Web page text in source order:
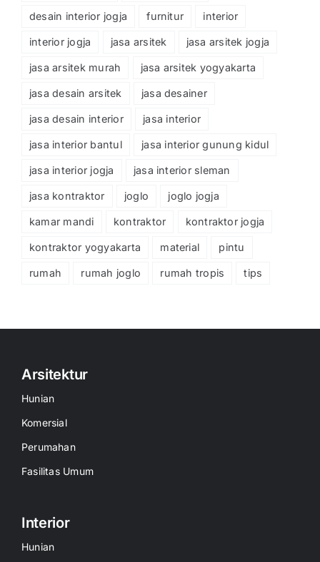
desain interior jogja furnitur interior
interior jogja jasa arsitek jasa arsitek jogja
jasa arsitek murah jasa arsitek yogyakarta
jasa desain arsitek jasa desainer
jasa desain interior jasa interior
jasa interior bantul jasa interior gunung kidul
jasa interior jogja jasa interior sleman
jasa kontraktor joglo joglo jogja
kamar mandi kontraktor kontraktor jogja
kontraktor yogyakarta material pintu
rumah rumah joglo rumah tropis tips
Arsitektur
Hunian
Komersial
Perumahan
Fasilitas Umum
Interior
Hunian